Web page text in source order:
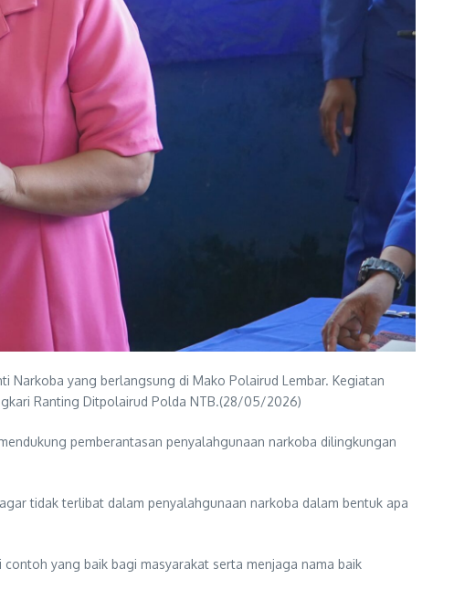
Narkoba yang berlangsung di Mako Polairud Lembar. Kegiatan
Ranting Ditpolairud Polda NTB.(28/05/2026)
pemberantasan penyalahgunaan narkoba dilingkungan
tidak terlibat dalam penyalahgunaan narkoba dalam bentuk apa
yang baik bagi masyarakat serta menjaga nama baik